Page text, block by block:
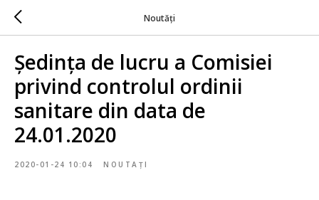
Noutăți
Ședința de lucru a Comisiei
privind controlul ordinii
sanitare din data de
24.01.2020
2020-01-24 10:04 NOUTAȚI